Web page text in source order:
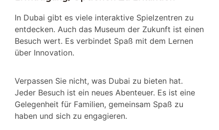
In Dubai gibt es viele interaktive Spielzentren zu
entdecken. Auch das Museum der Zukunft ist einen
Besuch wert. Es verbindet Spaß mit dem Lernen
über Innovation.
Verpassen Sie nicht, was Dubai zu bieten hat.
Jeder Besuch ist ein neues Abenteuer. Es ist eine
Gelegenheit für Familien, gemeinsam Spaß zu
haben und sich zu engagieren.